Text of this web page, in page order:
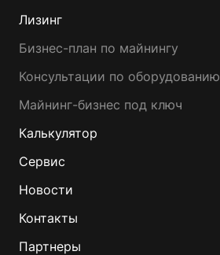
Лизинг
Бизнес-план по майнингу
Консультации по оборудованию
Майнинг-бизнес под ключ
Калькулятор
Сервис
Новости
Контакты
Партнеры